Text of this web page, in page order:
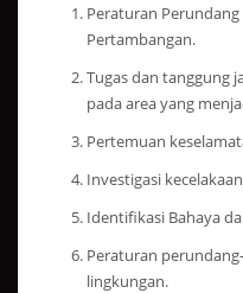
Peraturan
Pertambangan.
Tugas dan tanggung
pada area yang
Pertemuan
Investigasi
Identifikasi Bahaya
Peraturan
lingkungan.